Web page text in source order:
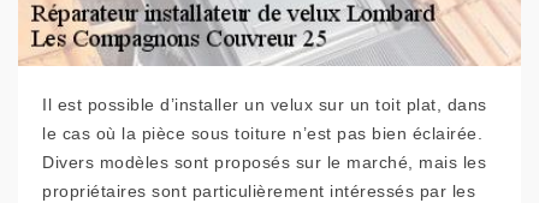
Il est possible d’installer un velux sur un toit plat, dans
le cas où la pièce sous toiture n’est pas bien éclairée.
Divers modèles sont proposés sur le marché, mais les
propriétaires sont particulièrement intéressés par les